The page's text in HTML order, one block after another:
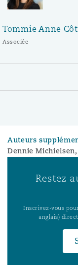
Tommie Anne
Associée
Auteurs
Dennie
Restez
Inscrivez-vous
anglais)